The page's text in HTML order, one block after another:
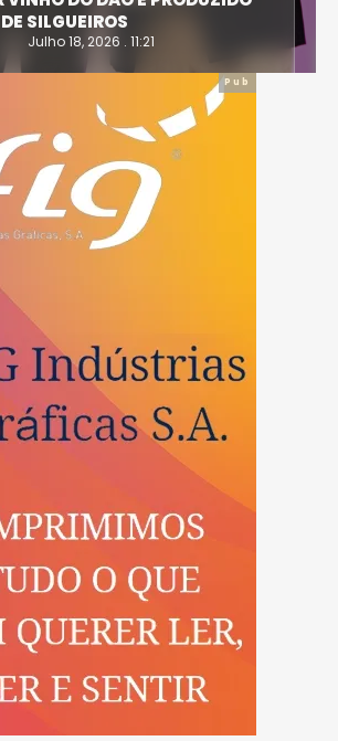
SILGUEIROS
Julho 18, 2026 . 11:21
Pub